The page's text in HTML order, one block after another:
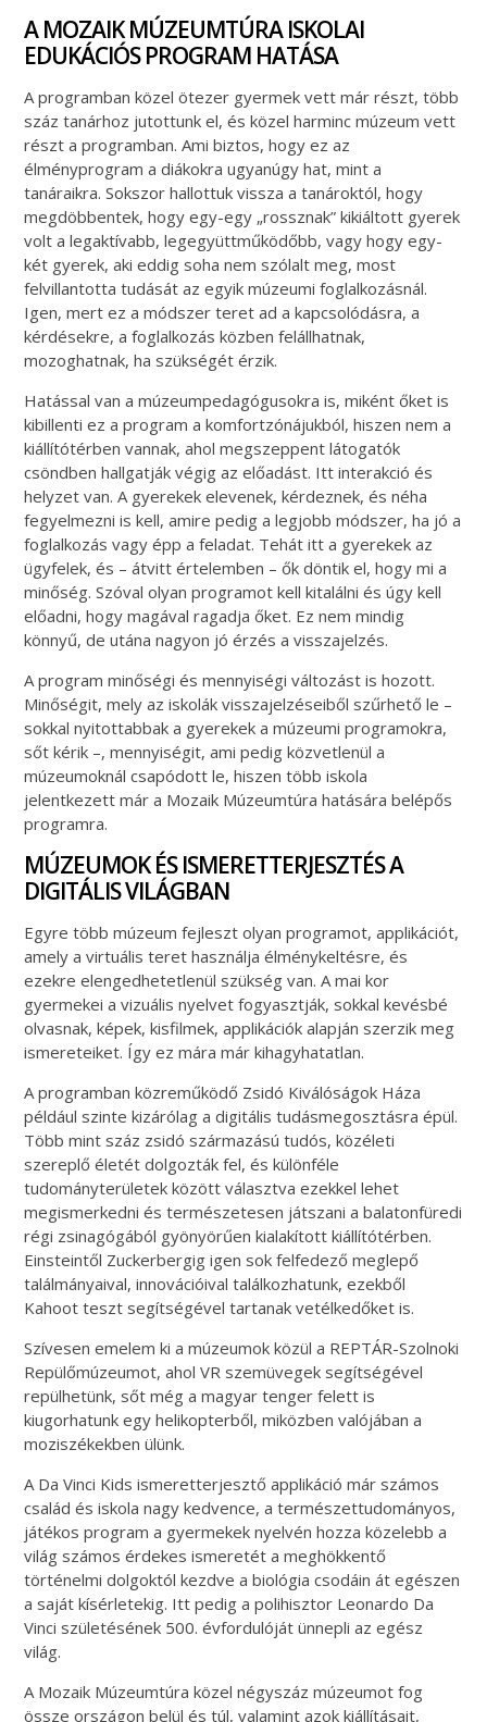
A MOZAIK MÚZEUMTÚRA ISKOLAI
EDUKÁCIÓS PROGRAM HATÁSA
A programban közel ötezer gyermek vett már részt, több
száz tanárhoz jutottunk el, és közel harminc múzeum vett
részt a programban. Ami biztos, hogy ez az
élményprogram a diákokra ugyanúgy hat, mint a
tanáraikra. Sokszor hallottuk vissza a tanároktól, hogy
megdöbbentek, hogy egy-egy „rossznak” kikiáltott gyerek
volt a legaktívabb, legegyüttműködőbb, vagy hogy egy-
két gyerek, aki eddig soha nem szólalt meg, most
felvillantotta tudását az egyik múzeumi foglalkozásnál.
Igen, mert ez a módszer teret ad a kapcsolódásra, a
kérdésekre, a foglalkozás közben felállhatnak,
mozoghatnak, ha szükségét érzik.
Hatással van a múzeumpedagógusokra is, miként őket is
kibillenti ez a program a komfortzónájukból, hiszen nem a
kiállítótérben vannak, ahol megszeppent látogatók
csöndben hallgatják végig az előadást. Itt interakció és
helyzet van. A gyerekek elevenek, kérdeznek, és néha
fegyelmezni is kell, amire pedig a legjobb módszer, ha jó a
foglalkozás vagy épp a feladat. Tehát itt a gyerekek az
ügyfelek, és – átvitt értelemben – ők döntik el, hogy mi a
minőség. Szóval olyan programot kell kitalálni és úgy kell
előadni, hogy magával ragadja őket. Ez nem mindig
könnyű, de utána nagyon jó érzés a visszajelzés.
A program minőségi és mennyiségi változást is hozott.
Minőségit, mely az iskolák visszajelzéseiből szűrhető le –
sokkal nyitottabbak a gyerekek a múzeumi programokra,
sőt kérik –, mennyiségit, ami pedig közvetlenül a
múzeumoknál csapódott le, hiszen több iskola
jelentkezett már a Mozaik Múzeumtúra hatására belépős
programra.
MÚZEUMOK ÉS ISMERETTERJESZTÉS A
DIGITÁLIS VILÁGBAN
Egyre több múzeum fejleszt olyan programot, applikációt,
amely a virtuális teret használja élménykeltésre, és
ezekre elengedhetetlenül szükség van. A mai kor
gyermekei a vizuális nyelvet fogyasztják, sokkal kevésbé
olvasnak, képek, kisfilmek, applikációk alapján szerzik meg
ismereteiket. Így ez mára már kihagyhatatlan.
A programban közreműködő Zsidó Kiválóságok Háza
például szinte kizárólag a digitális tudásmegosztásra épül.
Több mint száz zsidó származású tudós, közéleti
szereplő életét dolgozták fel, és különféle
tudományterületek között választva ezekkel lehet
megismerkedni és természetesen játszani a balatonfüredi
régi zsinagógából gyönyörűen kialakított kiállítótérben.
Einsteintől Zuckerbergig igen sok felfedező meglepő
találmányaival, innovációival találkozhatunk, ezekből
Kahoot teszt segítségével tartanak vetélkedőket is.
Szívesen emelem ki a múzeumok közül a REPTÁR-Szolnoki
Repülőmúzeumot, ahol VR szemüvegek segítségével
repülhetünk, sőt még a magyar tenger felett is
kiugorhatunk egy helikopterből, miközben valójában a
moziszékekben ülünk.
A Da Vinci Kids ismeretterjesztő applikáció már számos
család és iskola nagy kedvence, a természettudományos,
játékos program a gyermekek nyelvén hozza közelebb a
világ számos érdekes ismeretét a meghökkentő
történelmi dolgoktól kezdve a biológia csodáin át egészen
a saját kísérletekig. Itt pedig a polihisztor Leonardo Da
Vinci születésének 500. évfordulóját ünnepli az egész
világ.
A Mozaik Múzeumtúra közel négyszáz múzeumot fog
össze országon belül és túl, valamint azok kiállításait,